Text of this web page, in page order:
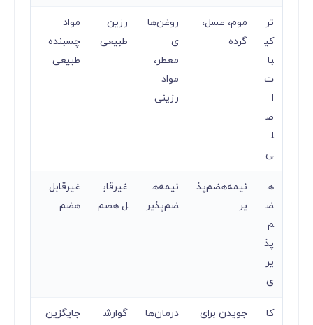
تر
کی
با
ت
ا
ص
ل
ی
موم، عسل،
گرده
روغن‌ها
ی
معطر،
مواد
رزینی
رزین
طبیعی
مواد
چسبنده
طبیعی
ه
ض
م‌
پذ
یر
ی
نیمه‌هضم‌پذ
یر
نیمه‌ه
ضم‌پذیر
غیرقاب
ل هضم
غیرقابل
هضم
کا
جویدن برای
درمان‌ها
گوارش
جایگزین